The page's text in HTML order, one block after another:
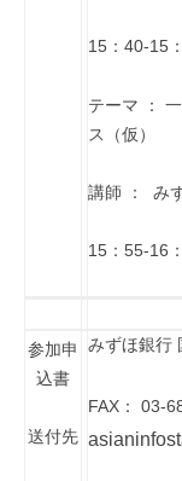
15：40-15
テーマ ：
ス（仮）
講師 ： み
15：55-16
参加申
込書
送付先
みずほ銀行
FAX： 03-